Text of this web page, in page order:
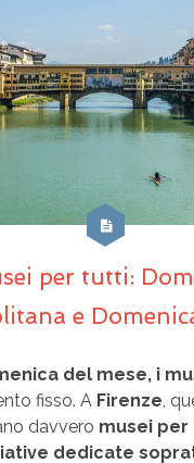
per tutti:
e
del mese, i
fisso. A Firenze ,
davvero musei
dedicate